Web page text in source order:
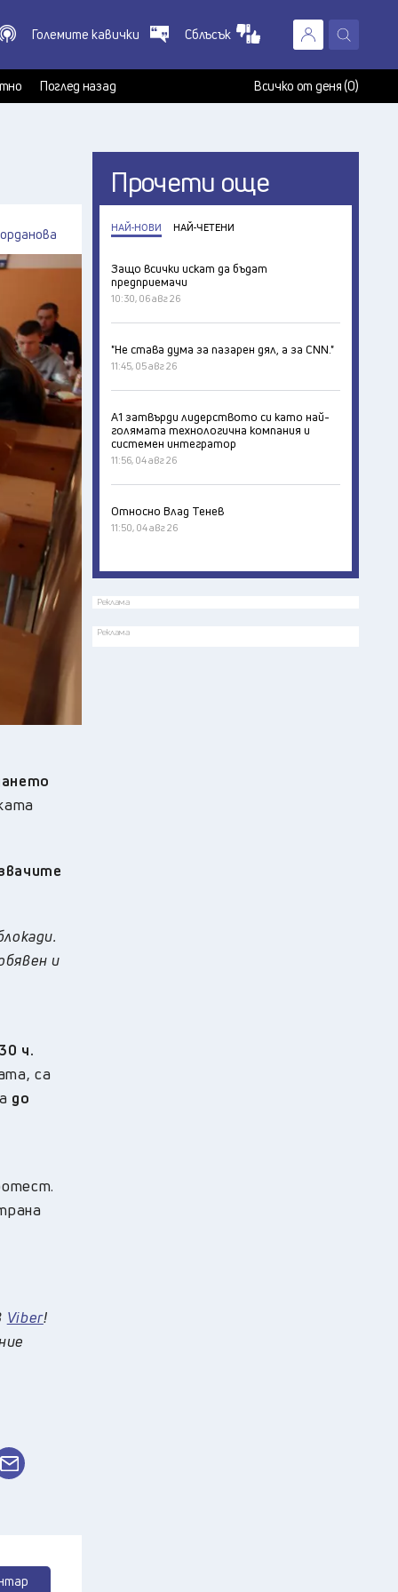
X
Големите кавички Сблъсък
Поглед назад Всичко от деня (0)
и
ч.
са
до
Viber!
Прочети още
НАЙ-НОВИ НАЙ-ЧЕТЕНИ
Защо всички искат да бъдат
предприемачи
10:30, 06 авг 26
"Не става дума за пазарен дял, а за CNN."
11:45, 05 авг 26
А1 затвърди лидерството си като най-
голямата технологична компания и
системен интегратор
11:56, 04 авг 26
Относно Влад Тенев
11:50, 04 авг 26
Реклама
Реклама